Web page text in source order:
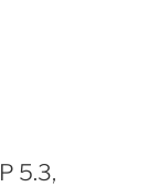
5.3,